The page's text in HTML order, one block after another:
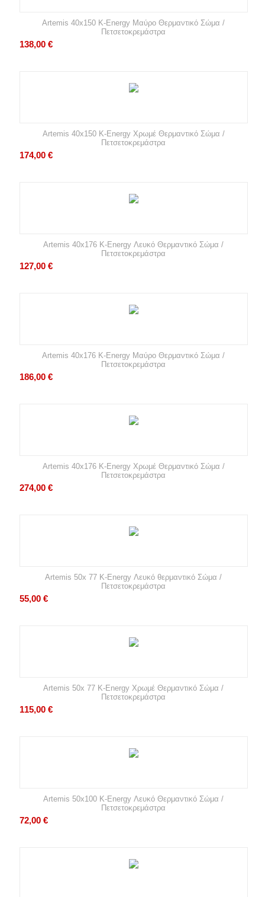
Artemis 40x150 K-Energy Μαύρο Θερμαντικό Σώμα /
Πετσετοκρεμάστρα
138,00 €
Artemis 40x150 K-Energy Χρωμέ Θερμαντικό Σώμα /
Πετσετοκρεμάστρα
174,00 €
Artemis 40x176 K-Energy Λευκό Θερμαντικό Σώμα /
Πετσετοκρεμάστρα
127,00 €
Artemis 40x176 K-Energy Μαύρο Θερμαντικό Σώμα /
Πετσετοκρεμάστρα
186,00 €
Artemis 40x176 K-Energy Χρωμέ Θερμαντικό Σώμα /
Πετσετοκρεμάστρα
274,00 €
Artemis 50x 77 K-Energy Λευκό θερμαντικό Σώμα /
Πετσετοκρεμάστρα
55,00 €
Artemis 50x 77 K-Energy Χρωμέ Θερμαντικό Σώμα /
Πετσετοκρεμάστρα
115,00 €
Artemis 50x100 K-Energy Λευκό Θερμαντικό Σώμα /
Πετσετοκρεμάστρα
72,00 €